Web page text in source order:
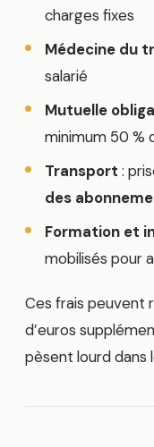
charges fixes
Médecine du
salarié
Mutuelle
minimum 50 %
Transport :
des
Formation et
mobilisés pour
Ces frais peuvent
d’euros
pèsent lourd dans